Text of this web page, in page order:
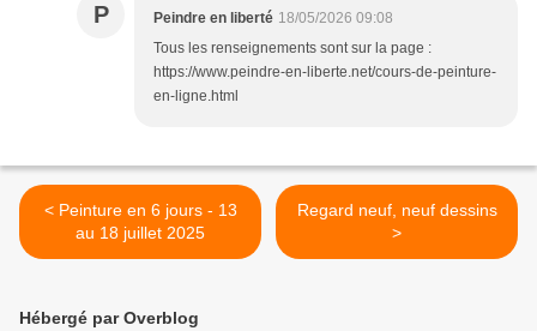
P Peindre en liberté 18/05/2026 09:08
Tous les renseignements sont sur la page :
https://www.peindre-en-liberte.net/cours-de-peinture-
en-ligne.html
< Peinture en 6 jours - 13
au 18 juillet 2025
Regard neuf, neuf dessins
>
Hébergé par Overblog